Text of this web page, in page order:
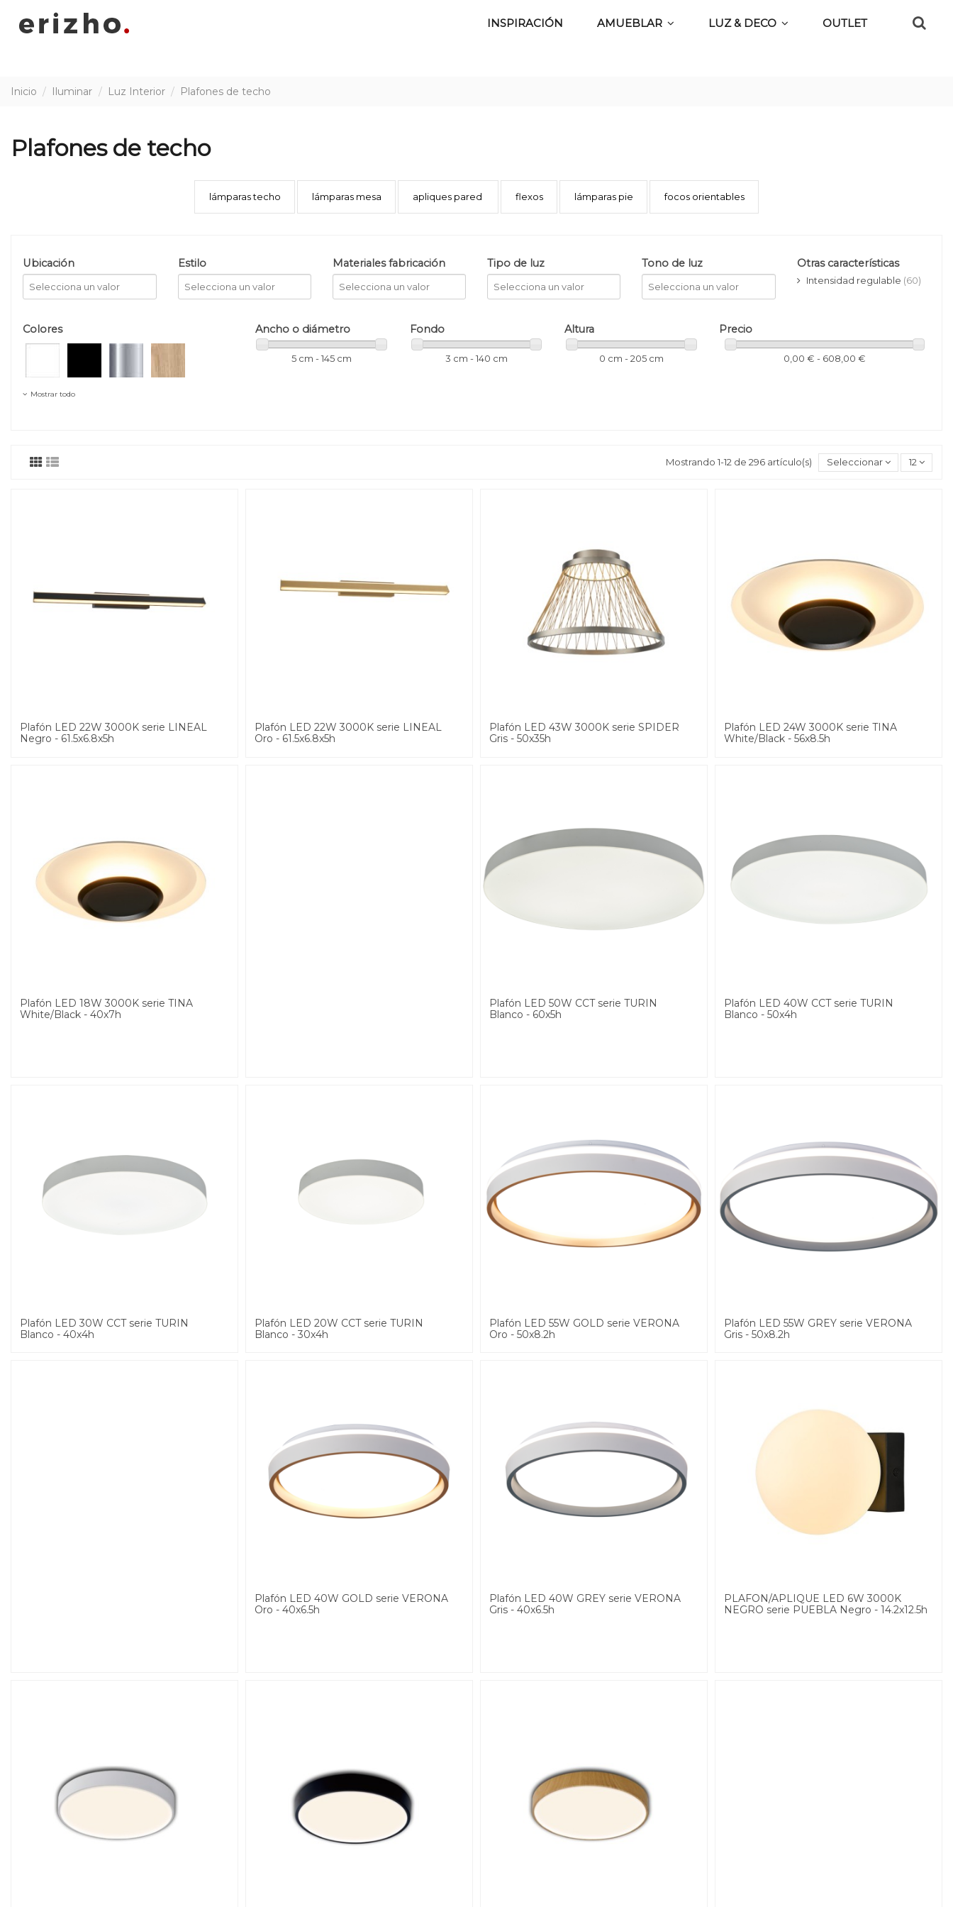
INSPIRACIÓN AMUEBLAR LUZ & DECO OUTLET
Inicio Iluminar Luz Interior Plafones de techo
Plafones de techo
lámparas techo lámparas mesa apliques pared flexos lámparas pie focos orientables
Ubicación Estilo Materiales fabricación Tipo de luz Tono de luz Otras características
Intensidad regulable (60)
Colores
Mostrar todo
Ancho o diámetro
5 cm - 145 cm
Fondo
3 cm - 140 cm
Altura
0 cm - 205 cm
Precio
0,00 € - 608,00 €
Mostrando 1-12 de 296 artículo(s) Seleccionar 12
Plafón LED 22W 3000K serie LINEAL
Negro - 61.5x6.8x5h
Plafón LED 22W 3000K serie LINEAL
Oro - 61.5x6.8x5h
Plafón LED 43W 3000K serie SPIDER
Gris - 50x35h
Plafón LED 24W 3000K serie TINA
White/Black - 56x8.5h
Plafón LED 18W 3000K serie TINA
White/Black - 40x7h
Plafón LED 50W CCT serie TURIN
Blanco - 60x5h
Plafón LED 40W CCT serie TURIN
Blanco - 50x4h
Plafón LED 30W CCT serie TURIN
Blanco - 40x4h
Plafón LED 20W CCT serie TURIN
Blanco - 30x4h
Plafón LED 55W GOLD serie VERONA
Oro - 50x8.2h
Plafón LED 55W GREY serie VERONA
Gris - 50x8.2h
Plafón LED 40W GOLD serie VERONA
Oro - 40x6.5h
Plafón LED 40W GREY serie VERONA
Gris - 40x6.5h
PLAFON/APLIQUE LED 6W 3000K
NEGRO serie PUEBLA Negro - 14.2x12.5h